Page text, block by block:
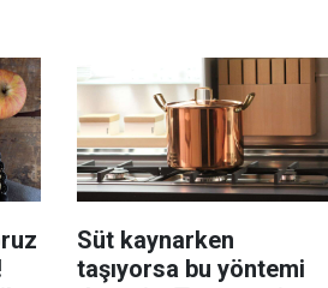
Süt kaynarken
taşıyorsa bu yöntemi